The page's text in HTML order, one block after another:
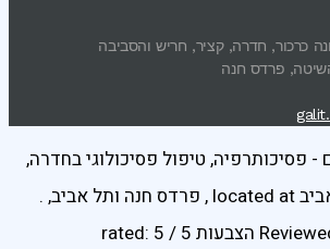
כרכור, חדרה, קציר, חריש והסביבה
פרדס חנה
- פסיכותרפיה, טיפול פסיכולוגי בחדרה,
, פרדס חנה ותל אביב,
.
5 / 5